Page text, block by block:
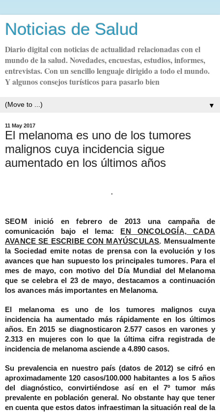
Noticias de Salud
Diario digital con noticias de actualidad relacionadas con el
mundo de la salud. Novedades, encuestas, estudios, informes,
entrevistas. Con un sencillo lenguaje dirigido a todo el mundo.
Y algunos consejos turísticos para pasarlo bien
▼
11 May 2017
El melanoma es uno de los tumores
malignos cuya incidencia sigue
aumentado en los últimos años
.
SEOM inició en febrero de 2013 una campaña de
comunicación bajo el lema:
EN ONCOLOGÍA, CADA
AVANCE SE ESCRIBE CON MAYÚSCULAS. Mensualmente
la Sociedad emite notas de prensa con la evolución y los
avances que han supuesto los principales tumores. Para el
mes de mayo, con motivo del Día Mundial del Melanoma
que se celebra el 23 de mayo, destacamos a continuación
los avances más importantes en Melanoma.
El melanoma
es uno de los tumores malignos cuya
incidencia ha aumentado más rápidamente en los últimos
años. En 2015 se diagnosticaron 2.577 casos en varones y
2.313 en mujeres con lo que la última cifra registrada de
incidencia de melanoma asciende a 4.890 casos.
Su prevalencia en nuestro país (datos de 2012) se cifró en
aproximadamente 120 casos/100.000 habitantes a los 5 años
del diagnóstico, convirtiéndose así en el 7º tumor más
prevalente en población general. No obstante hay que tener
en cuenta que estos datos infraestiman la situación real de la